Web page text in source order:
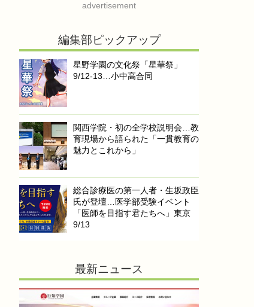
advertisement
編集部ピックアップ
星野学園の文化祭「星華祭」
9/12-13…小中高合同
関西学院・初の全学校説明会…教
育現場から語られた「一貫教育の
魅力とこれから」
総合診療医の第一人者・生坂政臣
氏が登壇…医学部受験イベント
「医師を目指す君たちへ」東京
9/13
最新ニュース